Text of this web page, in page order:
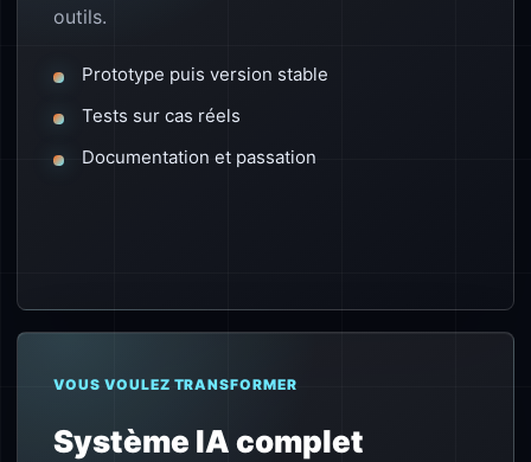
outils.
Prototype puis version stable
Tests sur cas réels
Documentation et passation
VOUS VOULEZ TRANSFORMER
Système IA complet